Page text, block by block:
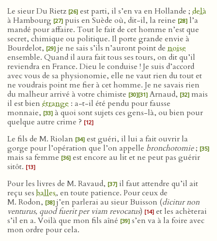
Le sieur Du Rietz [26] est parti, il s’en va en Hollande ; delà
à Hambourg [27] puis en Suède où, dit-il, la reine [28] l’a
mandé pour affaire. Tout le fait de cet homme n’est que
secret, chimique ou politique. Il porte grande envie à
Bourdelot, [29] je ne sais s’ils n’auront point de noise
ensemble. Quand il aura fait tous ses tours, on dit qu’il
reviendra en France. Dieu le conduise ! Je suis d’accord
avec vous de sa physionomie, elle ne vaut rien du tout et
ne voudrais point me fier à cet homme. Je ne savais rien
du malheur arrivé à votre chimiste [30][31] Arnaud, [32] mais
il est bien étrange : a-t-il été pendu pour fausse
monnaie, [33] à quoi sont sujets ces gens-là, ou bien pour
quelque autre crime ? [12]
Le fils de M. Riolan [34] est guéri, il lui a fait ouvrir la
gorge pour l’opération que l’on appelle bronchotomie; [35]
mais sa femme [36] est encore au lit et ne peut pas guérir
sitôt. [13]
Pour les livres de M. Ravaud, [37] il faut attendre qu’il ait
reçu sesballes, en toute patience. Pour ceux de
M. Rodon, [38] j’en parlerai au sieur Buisson (dicitur non
venturus, quod fuerit per viam revocatus) [14] et les achèterai
s’il en a. Voilà que mon fils aîné [39] s’en va à la foire avec
mon ordre pour cela.